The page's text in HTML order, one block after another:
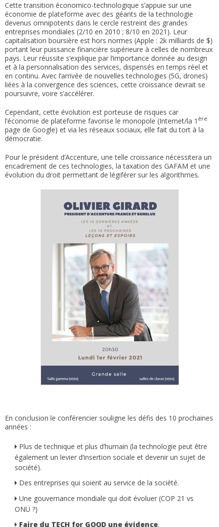
Cette transition économico-technologique s’appuie sur une
économie de plateforme avec des géants de la technologie
devenus omnipotents dans le cercle restreint des grandes
entreprises mondiales (2/10 en 2010 ; 8/10 en 2021). Leur
capitalisation boursière est hors normes (Apple : 2k milliards de $)
portant leur puissance financière supérieure à celles de nombreux
pays. Leur réussite s’explique par l’importance donnée au design
et à la personnalisation des services, dispensés en temps réel et
en continu. Avec l’arrivée de nouvelles technologies (5G, drones)
liées à la convergence des sciences, cette croissance devrait se
poursuivre, voire s’accélérer.
Cependant, cette évolution est porteuse de risques car
l’économie de plateforme favorise le monopole (Internet/la 1 ère
page de Google) et via les réseaux sociaux, elle fait du tort à la
démocratie.
Pour le président d’Accenture, une telle croissance nécessitera un
encadrement de ces technologies, la taxation des GAFAM et une
évolution du droit permettant de légiférer sur les algorithmes.
En conclusion le conférencier souligne les défis des 10 prochaines
années :
Plus de technique et plus d’humain (la technologie peut être
également un levier d’insertion sociale et devenir un sujet de
société).
Des entreprises qui soient au service de la société.
Une gouvernance mondiale qui doit évoluer (COP 21 vs
ONU ?)
Faire du TECH for GOOD une évidence.